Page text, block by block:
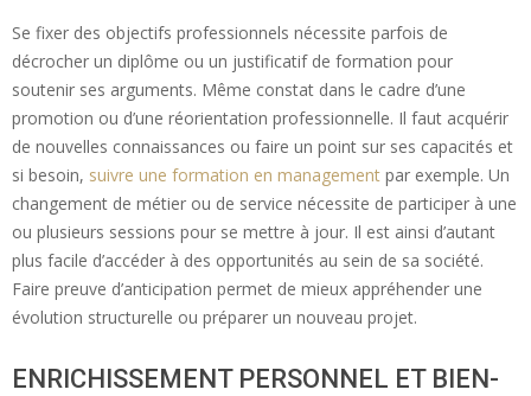
Se fixer des objectifs professionnels nécessite parfois de
décrocher un diplôme ou un justificatif de formation pour
soutenir ses arguments. Même constat dans le cadre d’une
promotion ou d’une réorientation professionnelle. Il faut acquérir
de nouvelles connaissances ou faire un point sur ses capacités et
si besoin, suivre une formation en management par exemple. Un
changement de métier ou de service nécessite de participer à une
ou plusieurs sessions pour se mettre à jour. Il est ainsi d’autant
plus facile d’accéder à des opportunités au sein de sa société.
Faire preuve d’anticipation permet de mieux appréhender une
évolution structurelle ou préparer un nouveau projet.
ENRICHISSEMENT PERSONNEL ET BIEN-